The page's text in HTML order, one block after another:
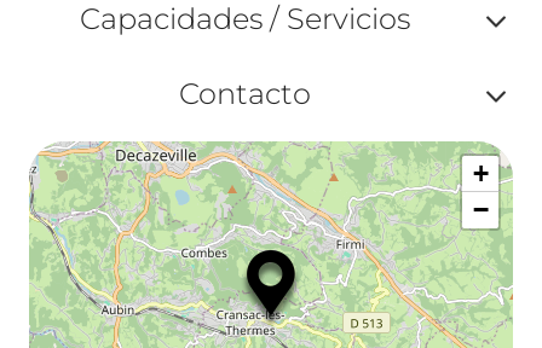
ou
Capacidades / Servicios
ou
Contacto
ou
+
−